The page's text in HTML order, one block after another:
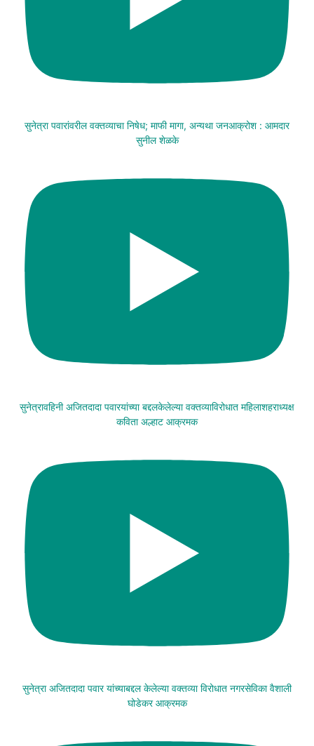
सुनेत्रा पवारांवरील वक्तव्याचा निषेध; माफी मागा, अन्यथा जनआक्रोश : आमदार
सुनील शेळके
सुनेत्रावहिनी अजितदादा पवारयांच्या बद्दलकेलेल्या वक्तव्याविरोधात महिलाशहराध्यक्ष
कविता अल्हाट आक्रमक
सुनेत्रा अजितदादा पवार यांच्याबद्दल केलेल्या वक्तव्या विरोधात नगरसेविका वैशाली
घोडेकर आक्रमक